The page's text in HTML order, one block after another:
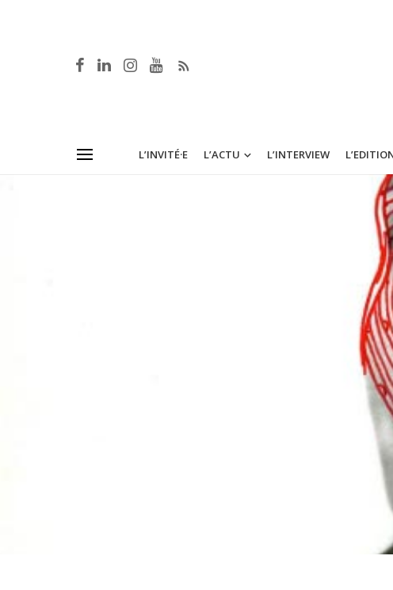
L’INVITÉ·E L’ACTU L’INTERVIEW